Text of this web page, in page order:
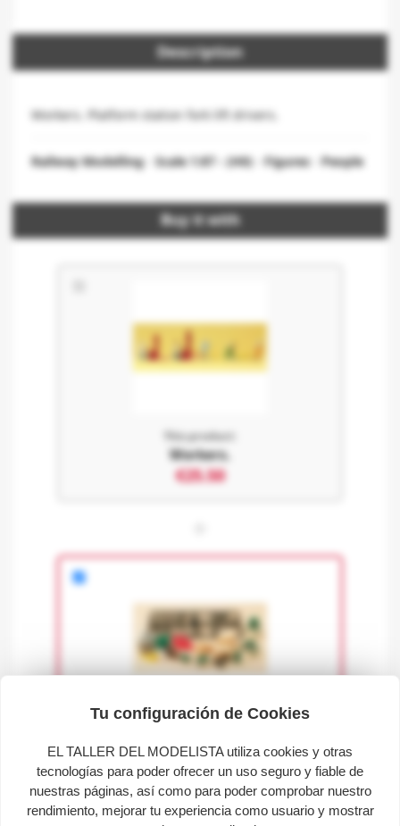
Description
Workers. Platform station fork lift drivers.
Railway Modelling- Scale 1:87 - (H0)- Figures-People
Buy it with
This product:
Workers.
€25.50
€15.50
+
Tu configuración de Cookies
EL TALLER DEL MODELISTA utiliza cookies y otras
tecnologías para poder ofrecer un uso seguro y fiable de
nuestras páginas, así como para poder comprobar nuestro
rendimiento, mejorar tu experiencia como usuario y mostrar